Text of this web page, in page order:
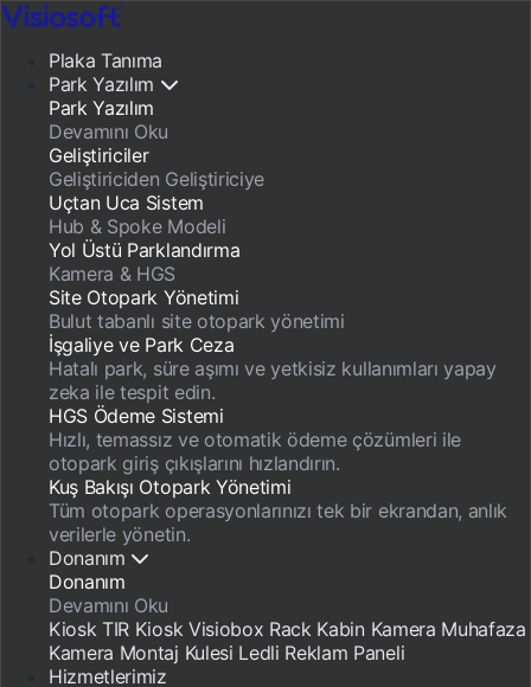
Plaka Tanıma
Park Yazılım
Park Yazılım
Devamını Oku
Geliştiriciler
Geliştiriciden Geliştiriciye
Uçtan Uca Sistem
Hub & Spoke Modeli
Yol Üstü Parklandırma
Kamera & HGS
Site Otopark Yönetimi
Bulut tabanlı site otopark yönetimi
İşgaliye ve Park Ceza
Hatalı park, süre aşımı ve yetkisiz kullanımları yapay
zeka ile tespit edin.
HGS Ödeme Sistemi
Hızlı, temassız ve otomatik ödeme çözümleri ile
otopark giriş çıkışlarını hızlandırın.
Kuş Bakışı Otopark Yönetimi
Tüm otopark operasyonlarınızı tek bir ekrandan, anlık
verilerle yönetin.
Donanım
Donanım
Devamını Oku
Kiosk TIR Kiosk Visiobox Rack Kabin Kamera Muhafaza
Kamera Montaj Kulesi Ledli Reklam Paneli
Hizmetlerimiz